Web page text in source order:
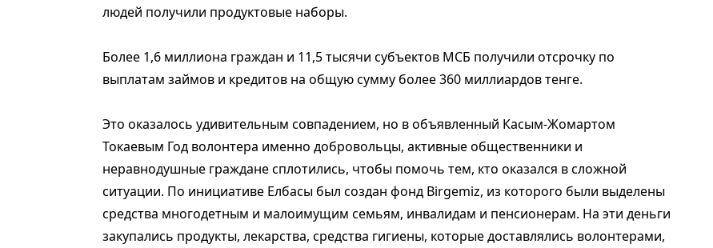
людей получили продуктовые наборы.
Более 1,6 миллиона граждан и 11,5 тысячи субъектов МСБ получили отсрочку по
выплатам займов и кредитов на общую сумму более 360 миллиардов тенге.
Это оказалось удивительным совпадением, но в объявленный Касым-Жомартом
Токаевым Год волонтера именно добровольцы, активные общественники и
неравнодушные граждане сплотились, чтобы помочь тем, кто оказался в сложной
ситуации. По инициативе Елбасы был создан фонд Birgemiz, из которого были выделены
средства многодетным и малоимущим семьям, инвалидам и пенсионерам. На эти деньги
закупались продукты, лекарства, средства гигиены, которые доставлялись волонтерами,